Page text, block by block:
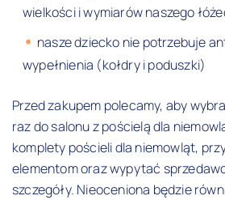
wielkości i wymiarów naszego
nasze dziecko nie potrzebuje
wypełnienia (kołdry i poduszki)
Przed zakupem polecamy, aby
raz do salonu z pościelą dla
komplety pościeli dla niemowląt,
elementom oraz wypytać
szczegóły. Nieoceniona będzie